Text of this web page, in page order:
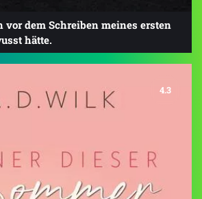
vor dem Schreiben meines ersten
hätte.
4.3